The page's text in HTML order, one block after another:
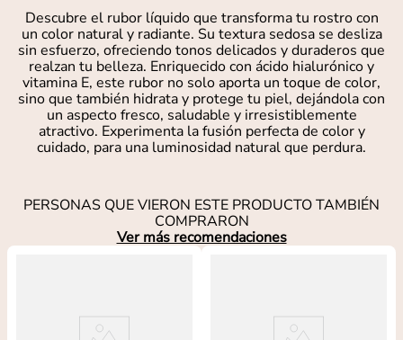
Descubre el rubor líquido que transforma tu rostro con
un color natural y radiante. Su textura sedosa se desliza
sin esfuerzo, ofreciendo tonos delicados y duraderos que
realzan tu belleza. Enriquecido con ácido hialurónico y
vitamina E, este rubor no solo aporta un toque de color,
sino que también hidrata y protege tu piel, dejándola con
un aspecto fresco, saludable y irresistiblemente
atractivo. Experimenta la fusión perfecta de color y
cuidado, para una luminosidad natural que perdura.
PERSONAS QUE VIERON ESTE PRODUCTO TAMBIÉN
COMPRARON
Ver más recomendaciones